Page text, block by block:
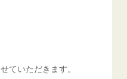
ていただきます。